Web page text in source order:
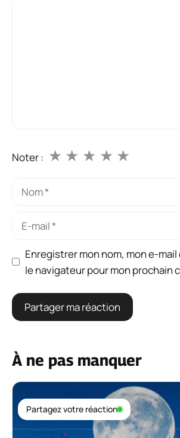
Noter : ★
★
★
★
★
Nom
Enregistrer mon nom, mon e-
le navigateur pour mon prochain
À ne pas manquer
Partagez votre réaction